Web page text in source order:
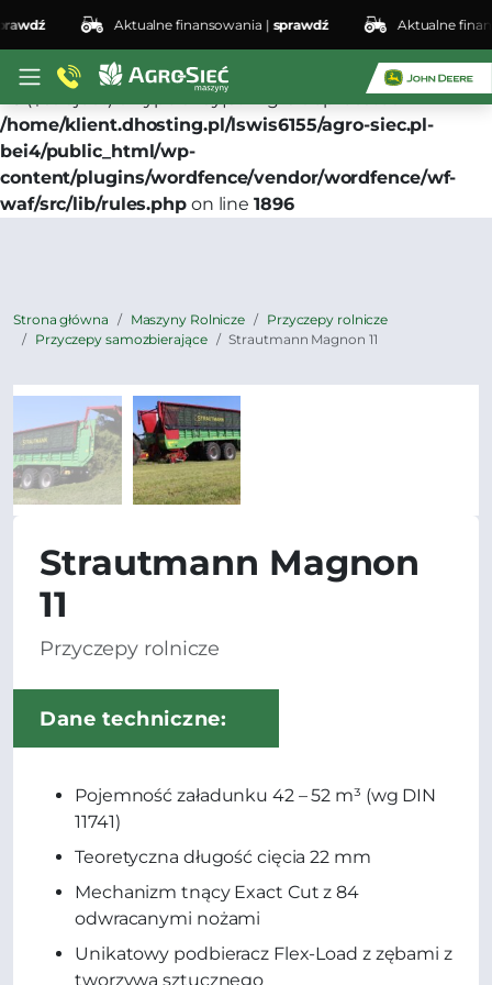
Deprecated: preg_replace(): Passing null to parameter
#3 ($subject) of type array|string is deprecated in
/home/klient.dhosting.pl/lswis6155/agro-siec.pl-
bei4/public_html/wp-
content/plugins/wordfence/vendor/wordfence/wf-
waf/src/lib/rules.phpon line1896
Aktualne finansowania |sprawdź Aktualne
Strona główna Maszyny Rolnicze
Przyczepy rolnicze
Przyczepy samozbierające
Strautmann Magnon 11
Strautmann Magnon
11
Przyczepy rolnicze
Dane techniczne:
Pojemność załadunku 42 – 52 m³ (wg DIN
11741)
Teoretyczna długość cięcia 22 mm
Mechanizm tnący Exact Cut z 84
odwracanymi nożami
Unikatowy podbieracz Flex-Load z zębami z
tworzywa sztucznego